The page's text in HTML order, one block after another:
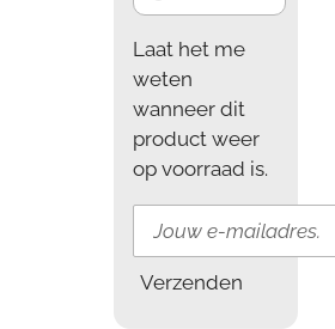
Laat het me
weten
wanneer dit
product weer
op voorraad is.
Verzenden